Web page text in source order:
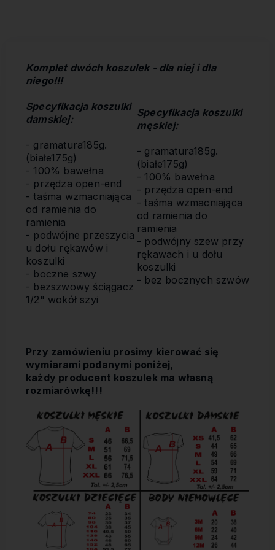
Komplet dwóch koszulek - dla niej i dla
niego!!!
Specyfikacja koszulki
damskiej:
- gramatura185g.
(białe175g)
- 100% bawełna
- przędza open-end
- taśma wzmacniająca
od ramienia do
ramienia
- podwójne przeszycia
u dołu rękawów i
koszulki
- boczne szwy
- bezszwowy ściągacz
1/2" wokół szyi
Specyfikacja koszulki
męskiej:
- gramatura185g.
(białe175g)
- 100% bawełna
- przędza open-end
- taśma wzmacniająca
od ramienia do
ramienia
- podwójny szew przy
rękawach i u dołu
koszulki
- bez bocznych szwów
Przy zamówieniu prosimy kierować się
wymiarami podanymi poniżej,
każdy producent koszulek ma własną
rozmiarówkę!!!